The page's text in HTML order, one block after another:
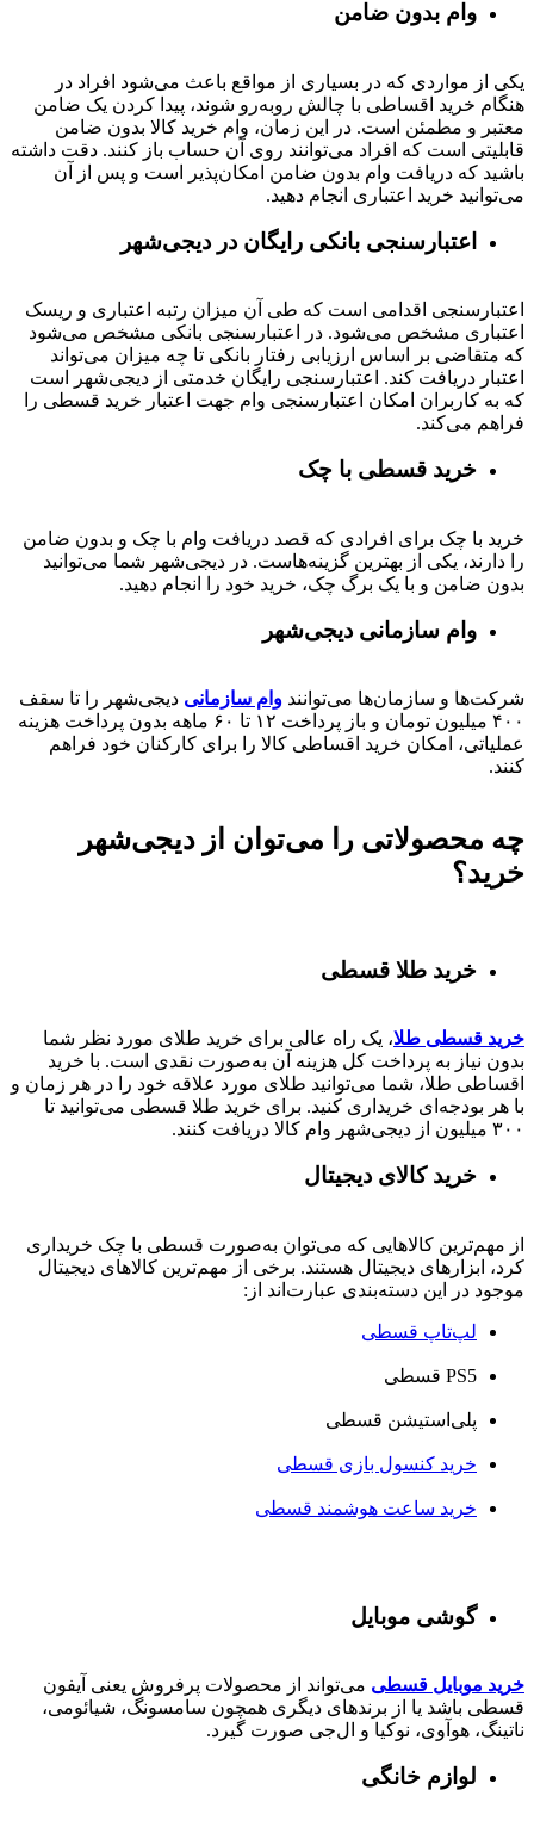
وام بدون ضامن
یکی از مواردی که در بسیاری از مواقع باعث می‌شود افراد در
هنگام خرید اقساطی با چالش روبه‌رو شوند، پیدا کردن یک ضامن
معتبر و مطمئن است. در این زمان، وام خرید کالا بدون ضامن
قابلیتی است که افراد می‌توانند روی آن حساب باز کنند. دقت داشته
باشید که دریافت وام بدون ضامن امکان‌پذیر است و پس از آن
می‌توانید خرید اعتباری انجام دهید.
اعتبارسنجی بانکی رایگان در دیجی‌شهر
اعتبارسنجی اقدامی است که طی آن میزان رتبه اعتباری و ریسک
اعتباری مشخص می‌شود. در اعتبارسنجی بانکی مشخص می‌شود
که متقاضی بر اساس ارزیابی رفتار بانکی تا چه میزان می‌تواند
اعتبار دریافت کند. اعتبارسنجی رایگان خدمتی از دیجی‌شهر است
که به کاربران امکان اعتبارسنجی وام جهت اعتبار خرید قسطی را
فراهم می‌کند.
خرید قسطی با چک
خرید با چک برای افرادی که قصد دریافت وام با چک و بدون ضامن
را دارند، یکی از بهترین گزینه‌هاست. در دیجی‌شهر شما می‌توانید
بدون ضامن و با یک برگ چک، خرید خود را انجام دهید.
وام سازمانی دیجی‌شهر
شرکت‌ها و سازمان‌ها می‌توانند وام سازمانی دیجی‌شهر را تا سقف
۴۰۰ میلیون تومان و باز پرداخت ۱۲ تا ۶۰
ماهه بدون پرداخت هزینه
عملیاتی، امکان خرید اقساطی کالا را برای کارکنان خود فراهم
کنند.
چه محصولاتی را می‌توان از دیجی‌شهر
خرید؟
خرید طلا قسطی
خرید قسطی طلا، یک راه عالی برای خرید طلای مورد نظر شما
بدون نیاز به پرداخت کل هزینه آن به‌صورت نقدی است. با خرید
اقساطی طلا، شما می‌توانید طلای مورد علاقه خود را در هر زمان و
با هر بودجه‌ای خریداری کنید. برای خرید طلا قسطی می‌توانید تا
۳۰۰ میلیون از دیجی‌شهر وام کالا دریافت کنند.
خرید کالای دیجیتال
از مهم‌ترین کالاهایی که می‌توان به‌صورت قسطی با چک خریداری
کرد، ابزارهای دیجیتال هستند. برخی از مهم‌ترین کالاهای دیجیتال
موجود در این دسته‌بندی عبارت‌اند از:
لپ‌تاپ قسطی
PS5 قسطی
پلی‌استیشن قسطی
خرید کنسول بازی قسطی
خرید ساعت هوشمند قسطی
گوشی موبایل
خرید موبایل قسطی می‌تواند از محصولات پرفروش یعنی آیفون
قسطی باشد یا از برندهای دیگری همچون سامسونگ، شیائومی،
ناتینگ، هوآوی، نوکیا و ال‌جی صورت گیرد.
لوازم خانگی